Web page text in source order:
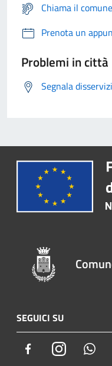
Chiama il
Prenota un
Problemi in città
Segnala
SEGUICI SU
FacebookInstagram